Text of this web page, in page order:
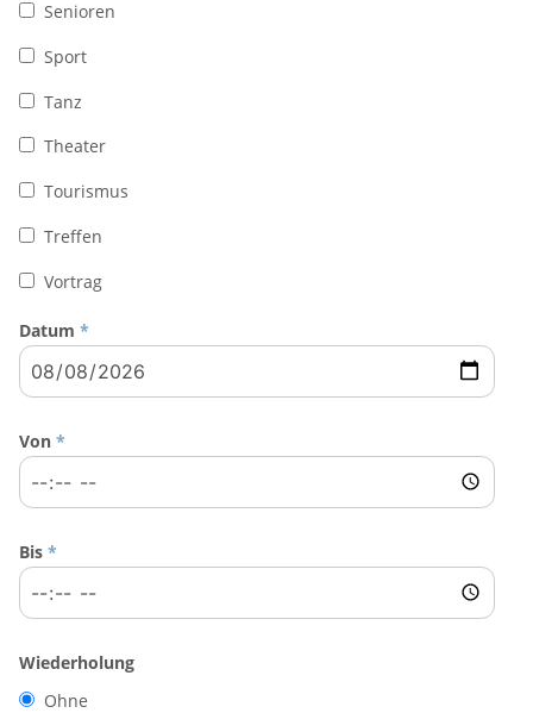
Senioren
Sport
Tanz
Theater
Tourismus
Treffen
Vortrag
Datum *
Von *
Bis *
Wiederholung
Ohne